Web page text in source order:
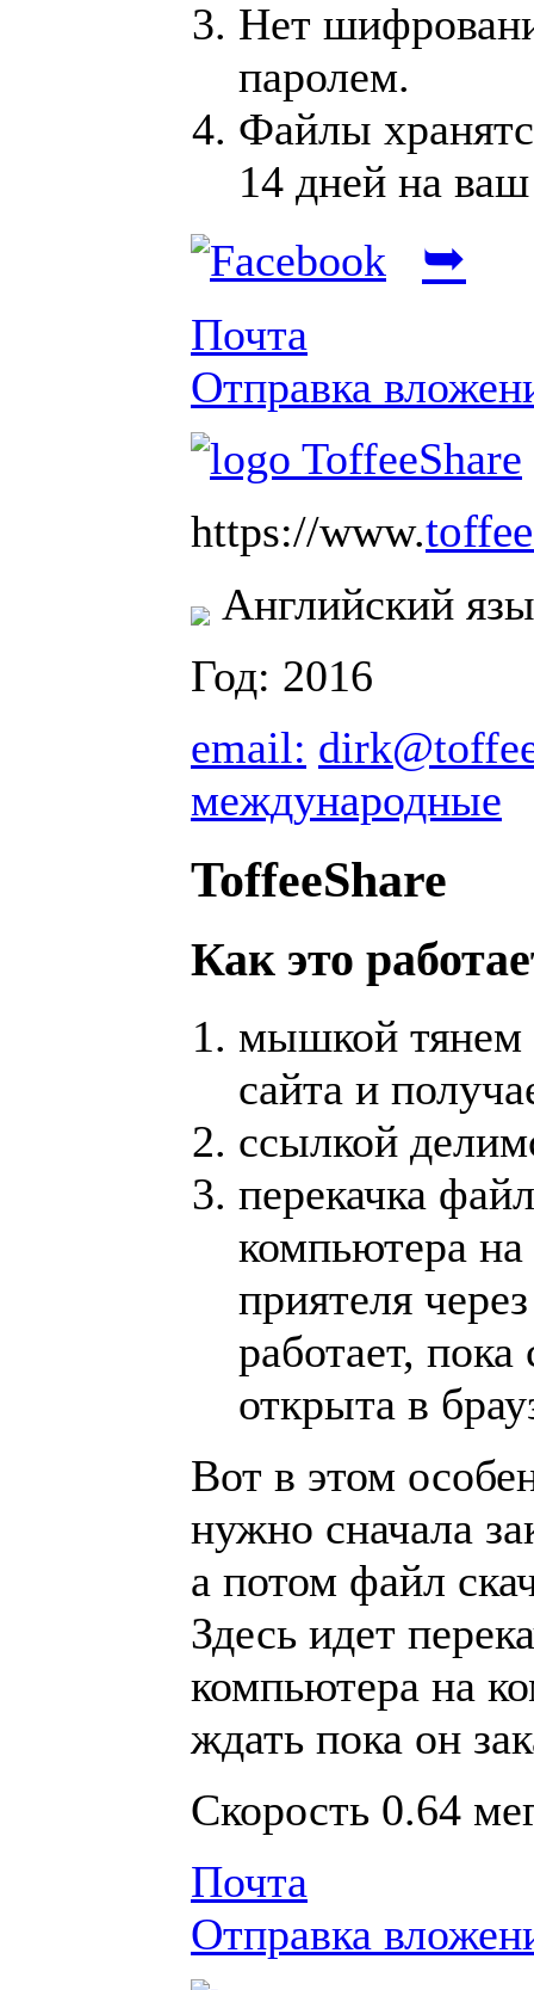
Нет
паролем.
Файлы
14 дней на
➥
Почта
Отправка
https://www.
Английский
Год: 2016
email:
международные
ToffeeShare
Как это
мышкой тянем
сайта и
ссылкой
перекачка
компьютера
приятеля
работает, пока
открыта в
Вот в этом
нужно сначала
а потом файл
Здесь идет
компьютера на
ждать пока он
Скорость 0.64
Почта
Отправка